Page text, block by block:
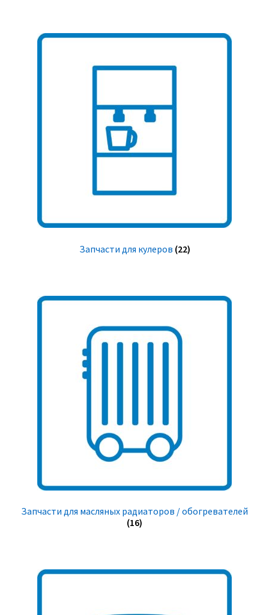
Запчасти для кулеров (22)
Запчасти для масляных радиаторов / обогревателей
(16)